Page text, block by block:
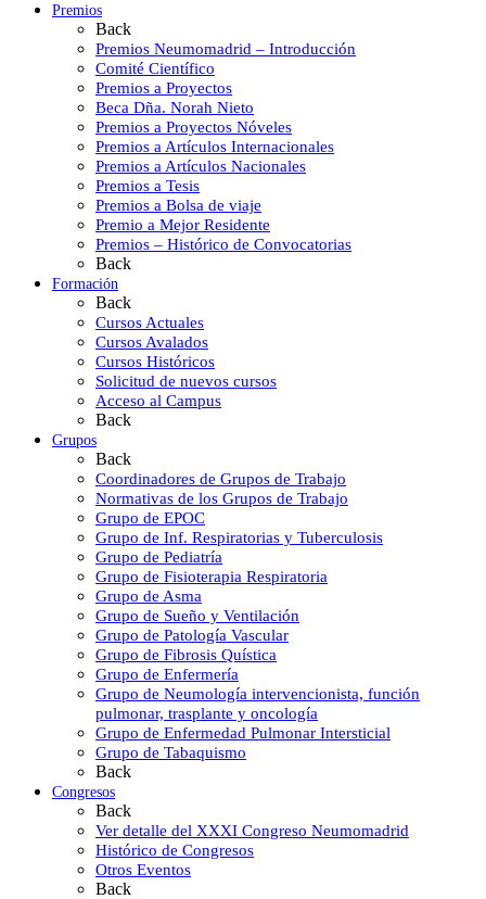
Premios
Back
Premios Neumomadrid – Introducción
Comité Científico
Premios a Proyectos
Beca Dña. Norah Nieto
Premios a Proyectos Nóveles
Premios a Artículos Internacionales
Premios a Artículos Nacionales
Premios a Tesis
Premios a Bolsa de viaje
Premio a Mejor Residente
Premios – Histórico de Convocatorias
Back
Formación
Back
Cursos Actuales
Cursos Avalados
Cursos Históricos
Solicitud de nuevos cursos
Acceso al Campus
Back
Grupos
Back
Coordinadores de Grupos de Trabajo
Normativas de los Grupos de Trabajo
Grupo de EPOC
Grupo de Inf. Respiratorias y Tuberculosis
Grupo de Pediatría
Grupo de Fisioterapia Respiratoria
Grupo de Asma
Grupo de Sueño y Ventilación
Grupo de Patología Vascular
Grupo de Fibrosis Quística
Grupo de Enfermería
Grupo de Neumología intervencionista, función
pulmonar, trasplante y oncología
Grupo de Enfermedad Pulmonar Intersticial
Grupo de Tabaquismo
Back
Congresos
Back
Ver detalle del XXXI Congreso Neumomadrid
Histórico de Congresos
Otros Eventos
Back